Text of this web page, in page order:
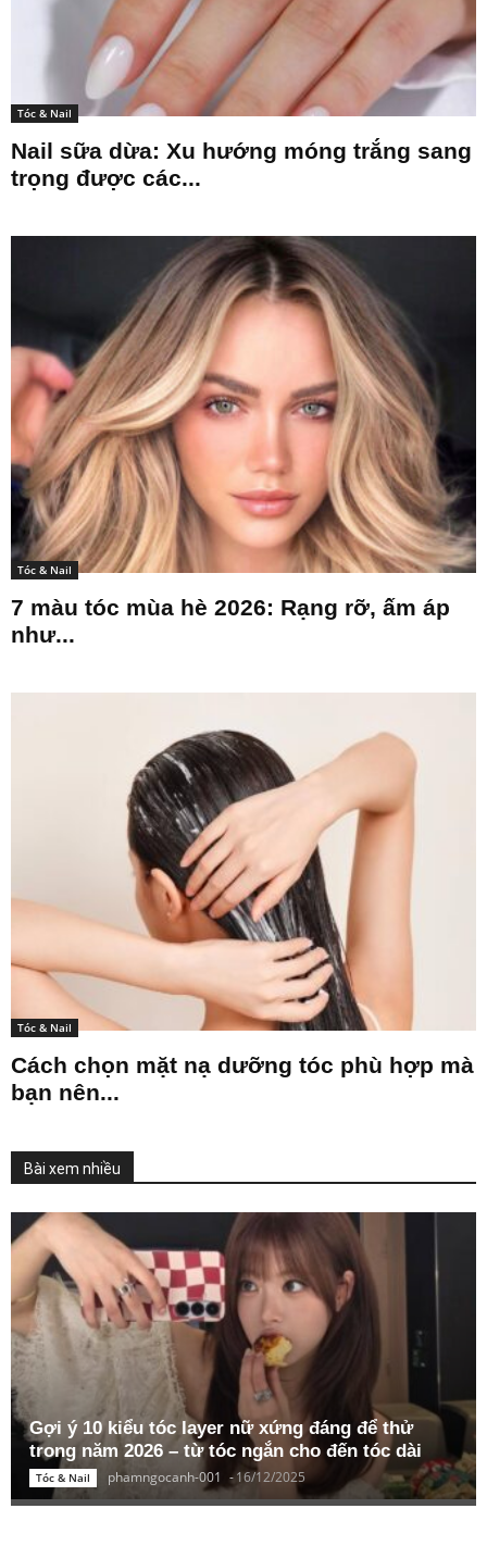
Tóc & Nail
Nail sữa dừa: Xu hướng móng trắng sang
trọng được các...
Tóc & Nail
7 màu tóc mùa hè 2026: Rạng rỡ, ấm áp
như...
Tóc & Nail
Cách chọn mặt nạ dưỡng tóc phù hợp mà
bạn nên...
Bài xem nhiều
Gợi ý 10 kiểu tóc layer nữ xứng đáng để thử
trong năm 2026 – từ tóc ngắn cho đến tóc dài
Tóc & Nail phamngocanh-001 -16/12/2025